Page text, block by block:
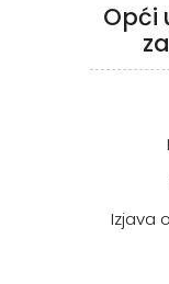
Opći
Izjava